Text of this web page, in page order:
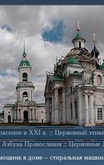
в XXI в.::Церковный
Азбука Православия::Церковные
в доме – стиральная